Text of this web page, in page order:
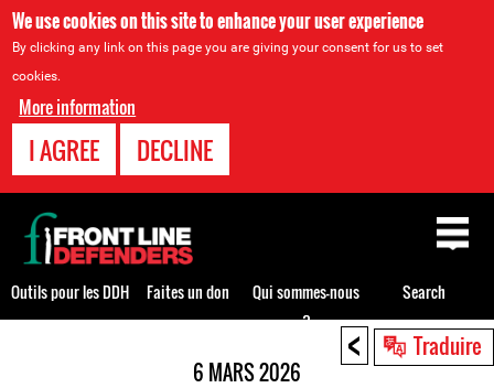
We use cookies on this site to enhance your user experience
By clicking any link on this page you are giving your consent for us to set
cookies.
More information
I AGREE DECLINE
< Traduire
6 MARS 2026
Back
to
top
Outils pour les DDH Faites un don
Qui sommes-nous
?
Search